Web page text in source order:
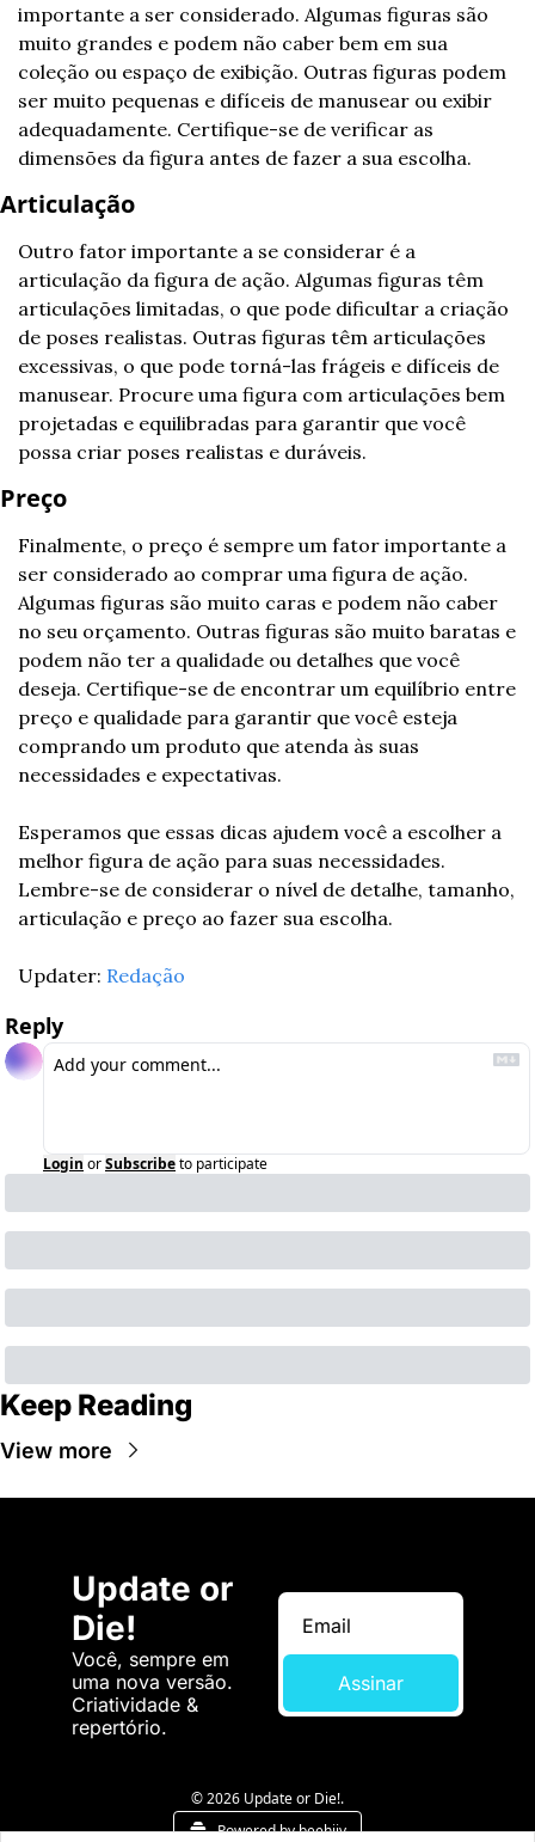
importante a ser considerado. Algumas figuras são
muito grandes e podem não caber bem em sua
coleção ou espaço de exibição. Outras figuras podem
ser muito pequenas e difíceis de manusear ou exibir
adequadamente. Certifique-se de verificar as
dimensões da figura antes de fazer a sua escolha.
Articulação
Outro fator importante a se considerar é a
articulação da figura de ação. Algumas figuras têm
articulações limitadas, o que pode dificultar a criação
de poses realistas. Outras figuras têm articulações
excessivas, o que pode torná-las frágeis e difíceis de
manusear. Procure uma figura com articulações bem
projetadas e equilibradas para garantir que você
possa criar poses realistas e duráveis.
Preço
Finalmente, o preço é sempre um fator importante a
ser considerado ao comprar uma figura de ação.
Algumas figuras são muito caras e podem não caber
no seu orçamento. Outras figuras são muito baratas e
podem não ter a qualidade ou detalhes que você
deseja. Certifique-se de encontrar um equilíbrio entre
preço e qualidade para garantir que você esteja
comprando um produto que atenda às suas
necessidades e expectativas.
Esperamos que essas dicas ajudem você a escolher a
melhor figura de ação para suas necessidades.
Lembre-se de considerar o nível de detalhe, tamanho,
articulação e preço ao fazer sua escolha.
Updater: Redação
Reply
Login orSubscribeto participate
Keep Reading
View more
Update or
Die!
Você, sempre em
uma nova versão.
Criatividade &
repertório.
Assinar
© 2026 Update or Die!.
Powered by beehiiv